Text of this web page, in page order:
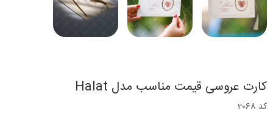
کارت عروسی قیمت مناسب مدل Halat
کد 2068